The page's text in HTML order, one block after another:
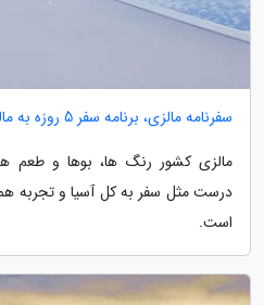
سفرنامه مالزی، برنامه سفر 5 روزه به مالزی
مالزی کشور رنگ ها، بوها و طعم
درست مثل سفر به کل آسیا و تجربه
است.